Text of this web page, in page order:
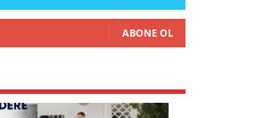
ABONE OL